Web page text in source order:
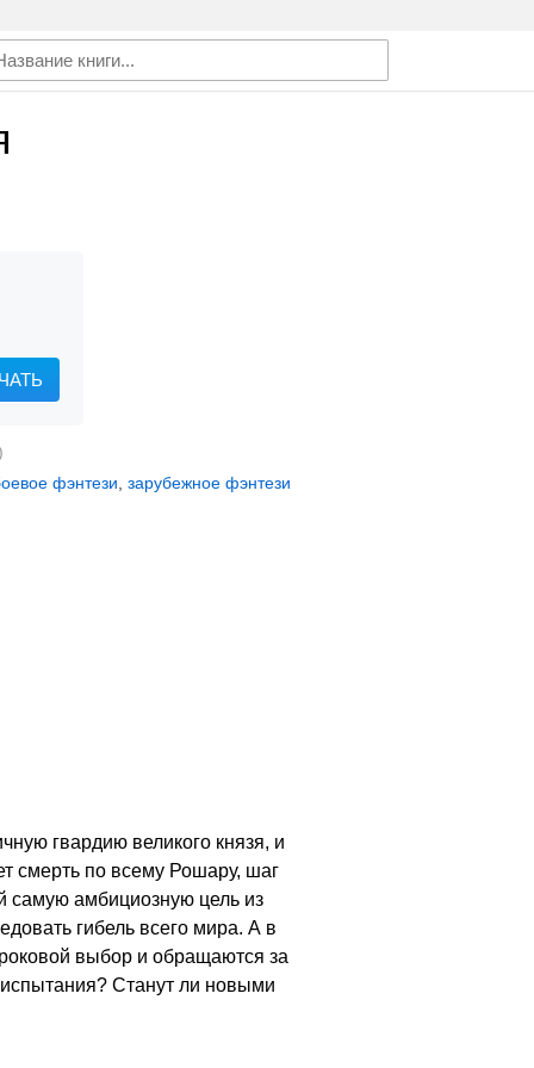
фэнтези зарубежное фэнтези
гвардию великого князя, и
смерть по всему Рошару, шаг
самую амбициозную цель из
гибель всего мира. А в
выбор и обращаются за
Станут ли новыми